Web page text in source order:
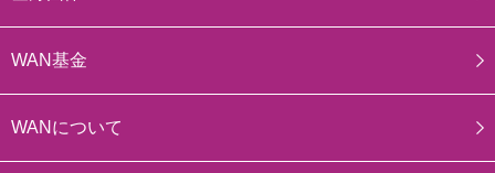
WAN基金
WANについて